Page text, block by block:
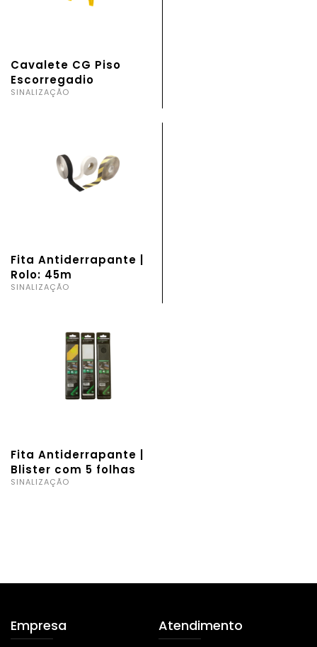
Cavalete CG Piso
Escorregadio
SINALIZAÇÃO
Fita Antiderrapante |
Rolo: 45m
SINALIZAÇÃO
Fita Antiderrapante |
Blister com 5 folhas
SINALIZAÇÃO
Empresa Atendimento